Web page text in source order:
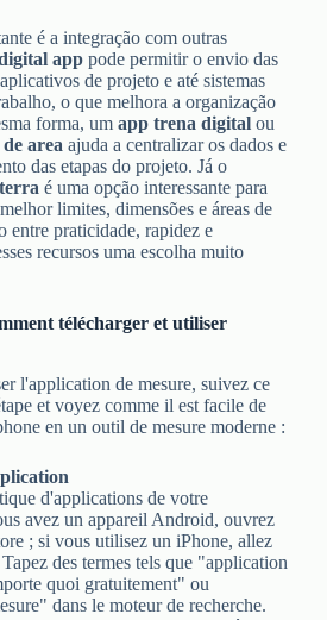
é a integração com outras
app pode permitir o envio das
de projeto e até sistemas
o que melhora a organização
forma, umapp trena digital ou
area ajuda a centralizar os dados e
das etapas do projeto. Já o
é uma opção interessante para
limites, dimensões e áreas de
entre praticidade, rapidez e
recursos uma escolha muito
télécharger et utiliser
l'application de mesure, suivez ce
et voyez comme il est facile de
en un outil de mesure moderne :
d'applications de votre
avez un appareil Android, ouvrez
; si vous utilisez un iPhone, allez
des termes tels que "application
quoi gratuitement" ou
dans le moteur de recherche.